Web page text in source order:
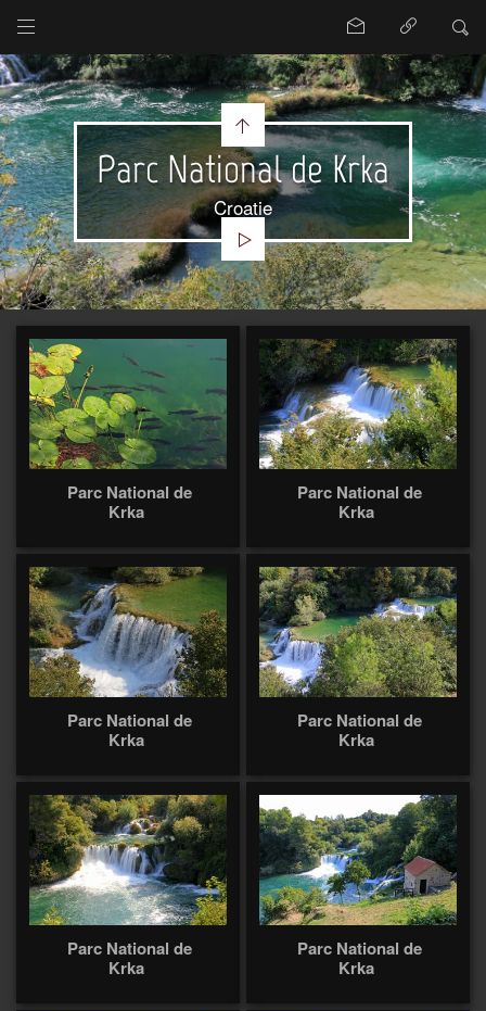
Parc National de Krka
Croatie
Parc National de
Krka
Parc National de
Krka
Parc National de
Krka
Parc National de
Krka
Parc National de
Krka
Parc National de
Krka